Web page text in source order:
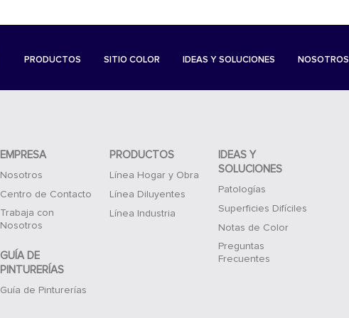
PRODUCTOS SITIO COLOR IDEAS Y SOLUCIONES NOSOTROS
EMPRESA
Nosotros
Centro de Contacto
Trabaja con
Nosotros
GUÍA DE
PINTURERÍAS
Guía de Pinturerías
PRODUCTOS
Línea Hogar y Obra
Línea Diluyentes
Línea Industria
IDEAS Y
SOLUCIONES
Patologías
Superficies Difíciles
Notas de Color
Preguntas
Frecuentes